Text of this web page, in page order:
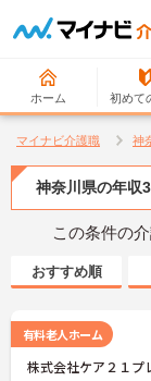
ホーム 初めて
マイナビ介護職 神
神奈川県の年収
この条件の
おすすめ順
有料老人ホーム
株式会社ケア２１プ